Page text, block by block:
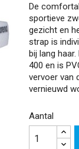
De
sportieve
gezicht en
strap is
bij lang
400 en is
vervoer van
vernieuwd
Aantal